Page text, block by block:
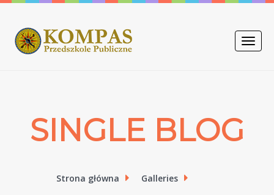
Toggle
SINGLE BLOG
Strona główna Galleries